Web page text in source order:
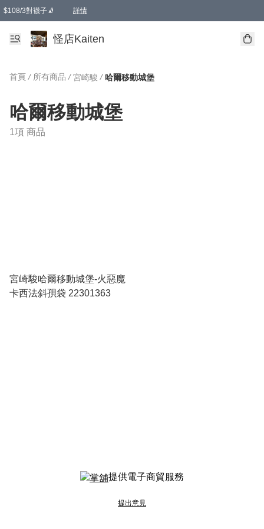
$108/3對襪子🧦 詳情
卡通傘☂️2把8折
購物滿 HKD 650.00即享免運費優惠！（適用於 本地送貨、本地取貨 )
怪店Kaiten
首頁 / 所有商品 / 宮崎駿 / 哈爾移動城堡
哈爾移動城堡
1項 商品
宮崎駿哈爾移動城堡-火惡魔
卡西法斜孭袋 22301363
提供電子商貿服務
提出意見